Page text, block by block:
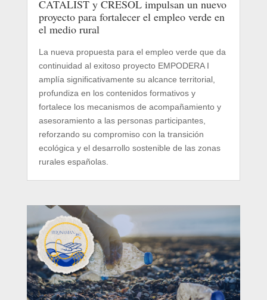
CATALIST y CRESOL impulsan un nuevo
proyecto para fortalecer el empleo verde en
el medio rural
La nueva propuesta para el empleo verde que da
continuidad al exitoso proyecto EMPODERA I
amplía significativamente su alcance territorial,
profundiza en los contenidos formativos y
fortalece los mecanismos de acompañamiento y
asesoramiento a las personas participantes,
reforzando su compromiso con la transición
ecológica y el desarrollo sostenible de las zonas
rurales españolas.